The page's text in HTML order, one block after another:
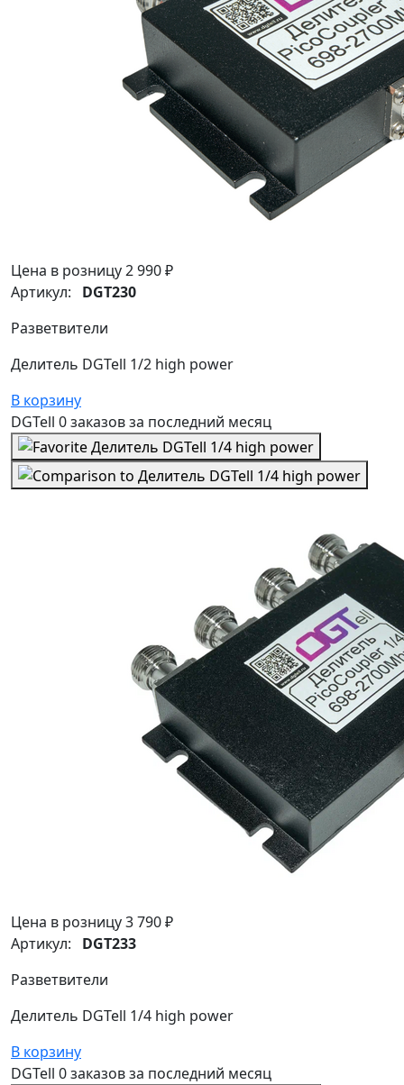
Цена в розницу2 990 ₽
Артикул: DGT230
Разветвители
Делитель DGTell 1/2 high power
В корзину
DGTell 0 заказовза последний месяц
Цена в розницу3 790 ₽
Артикул: DGT233
Разветвители
Делитель DGTell 1/4 high power
В корзину
DGTell 0 заказовза последний месяц